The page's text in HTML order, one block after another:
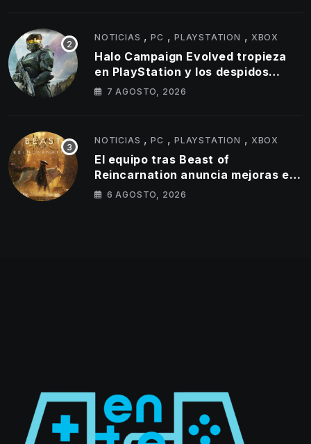
NOTICIAS ,PC ,PLAYSTATION , XBOX
Halo Campaign Evolved tropieza
en PlayStation y los despidos
parecen golpear al estudio tras un
7 AGOSTO, 2026
NOTICIAS ,PC ,PLAYSTATION , XBOX
El equipo tras Beast of
Reincarnation anuncia mejoras en
su juego y estos son los primeros
6 AGOSTO, 2026